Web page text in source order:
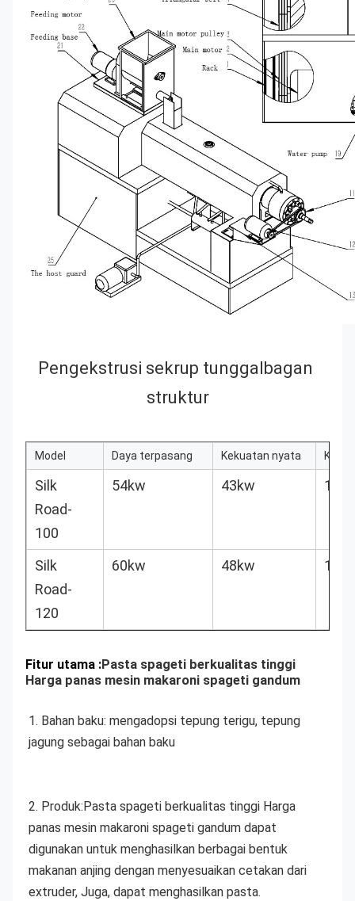
Pengekstrusi sekrup tunggalbagan
struktur
Model Daya terpasang Kekuatan nyata
Silk
Road-
100
54kw 43kw
Silk
Road-
120
60kw 48kw
Fitur utama :Pasta spageti berkualitas tinggi
Harga panas mesin makaroni spageti gandum
1. Bahan baku: mengadopsi tepung terigu, tepung
jagung sebagai bahan baku
2. Produk:Pasta spageti berkualitas tinggi Harga
panas mesin makaroni spageti gandum dapat
digunakan untuk menghasilkan berbagai bentuk
makanan anjing dengan menyesuaikan cetakan dari
extruder, Juga, dapat menghasilkan pasta.